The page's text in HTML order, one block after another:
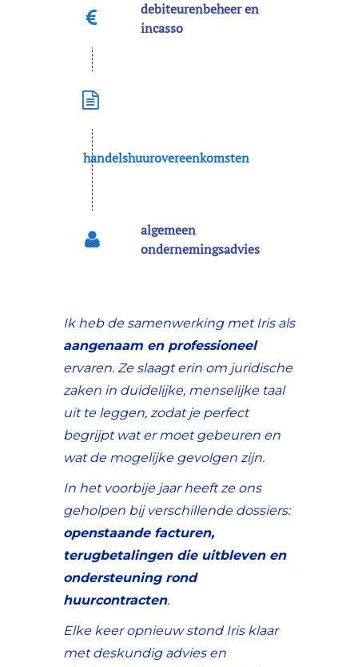
debiteurenbeheer en
incasso
handelshuurovereenkomsten
algemeen
ondernemingsadvies
Ik heb de samenwerking met Iris als
aangenaam en professioneel
ervaren. Ze slaagt erin om juridische
zaken in duidelijke, menselijke taal
uit te leggen, zodat je perfect
begrijpt wat er moet gebeuren en
wat de mogelijke gevolgen zijn.
In het voorbije jaar heeft ze ons
geholpen bij verschillende dossiers:
openstaande facturen,
terugbetalingen die uitbleven en
ondersteuning rond
huurcontracten.
Elke keer opnieuw stond Iris klaar
met deskundig advies en